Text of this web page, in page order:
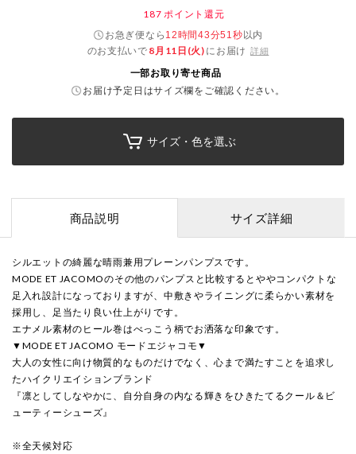
187 ポイント還元
お急ぎ便なら 12時間43分50秒以内
のお支払いで 8月11日(火) にお届け 詳細
一部お取り寄せ商品
お届け予定日はサイズ欄をご確認ください。
サイズ・色を選ぶ
商品説明 サイズ詳細
シルエットの綺麗な晴雨兼用プレーンパンプスです。
MODE ET JACOMOのその他のパンプスと比較するとややコンパクトな
足入れ設計になっておりますが、中敷きやライニングに柔らかい素材を
採用し、足当たり良い仕上がりです。
エナメル素材のヒール巻はべっこう柄でお洒落な印象です。
▼MODE ET JACOMO モードエジャコモ▼
大人の女性に向け物質的なものだけでなく、心まで満たすことを追求し
たハイクリエイションブランド
『凛としてしなやかに、自分自身の内なる輝きをひきたてるクール＆ビ
ューティーシューズ』
※全天候対応